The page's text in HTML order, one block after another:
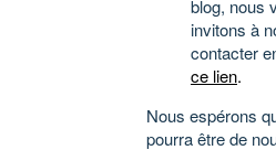
blog, nous
invitons à
contacter
ce lien.
Nous espérons
pourra être de